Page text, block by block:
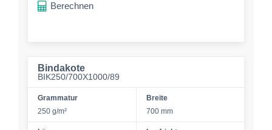
Berechnen
Bindakote
BIK250/700X1000/89
Grammatur
250 g/m²
Breite
700 mm